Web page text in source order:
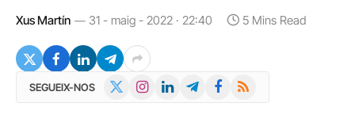
Xus Martín 31 - maig - 2022 · 22:40 5 Mins Read
SEGUEIX-NOS InstagramLinkedInTelegramFacebook
RSS